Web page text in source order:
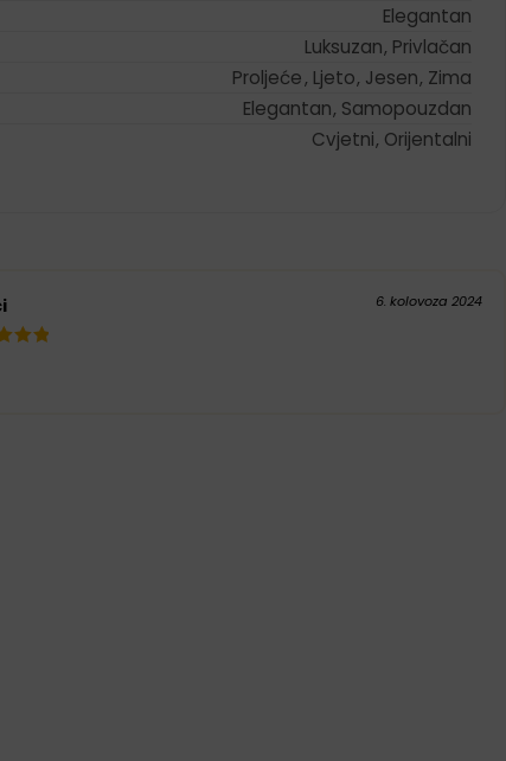
Elegantan
Luksuzan, Privlačan
Proljeće, Ljeto, Jesen, Zima
Elegantan, Samopouzdan
Cvjetni, Orijentalni
6. kolovoza 2024